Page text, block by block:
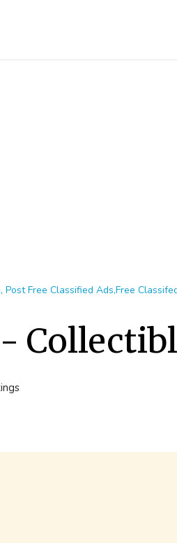
Free Classified Ads,Free